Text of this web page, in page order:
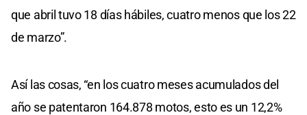
que abril tuvo 18 días hábiles, cuatro menos que los 22
de marzo”.
Así las cosas, “en los cuatro meses acumulados del
año se patentaron 164.878 motos, esto es un 12,2%